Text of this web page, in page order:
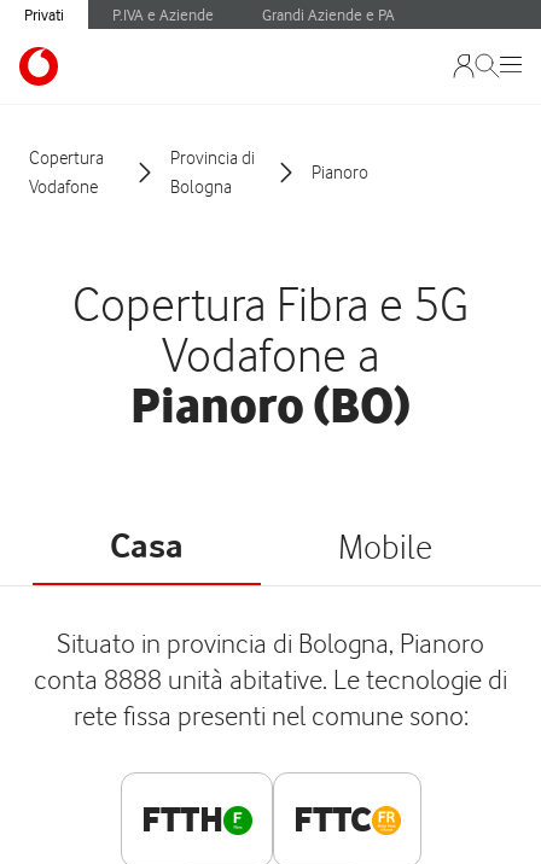
Privati P.IVA e Aziende Grandi Aziende e PA
Copertura
Vodafone
Provincia di
Bologna
Pianoro
Copertura Fibra e 5G
Vodafone a
Pianoro (BO)
Casa Mobile
Situato in provincia di Bologna, Pianoro
conta 8888 unità abitative. Le tecnologie di
rete fissa presenti nel comune sono:
FTTH FTTC